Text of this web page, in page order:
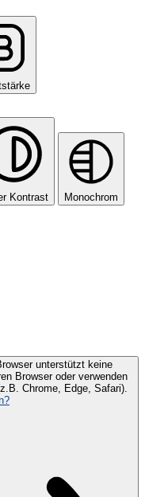
Kontrast Monochrom
unterstützt keine
Browser oder verwenden
Chrome, Edge, Safari).